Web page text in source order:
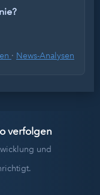
· News-Analysen
verfolgen
und